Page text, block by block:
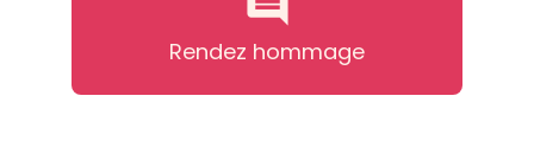
Rendez hommage